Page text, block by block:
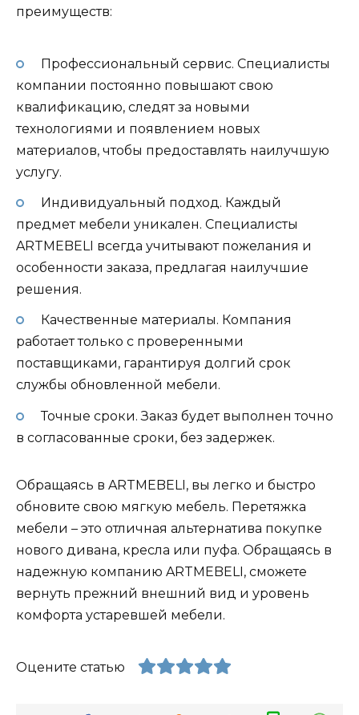
преимуществ:
Профессиональный сервис. Специалисты
компании постоянно повышают свою
квалификацию, следят за новыми
технологиями и появлением новых
материалов, чтобы предоставлять наилучшую
услугу.
Индивидуальный подход. Каждый
предмет мебели уникален. Специалисты
ARTMEBELI всегда учитывают пожелания и
особенности заказа, предлагая наилучшие
решения.
Качественные материалы. Компания
работает только с проверенными
поставщиками, гарантируя долгий срок
службы обновленной мебели.
Точные сроки. Заказ будет выполнен точно
в согласованные сроки, без задержек.
Обращаясь в ARTMEBELI, вы легко и быстро
обновите свою мягкую мебель. Перетяжка
мебели – это отличная альтернатива покупке
нового дивана, кресла или пуфа. Обращаясь в
надежную компанию ARTMEBELI, сможете
вернуть прежний внешний вид и уровень
комфорта устаревшей мебели.
Оцените статью